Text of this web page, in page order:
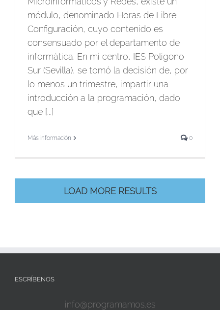
módulo, denominado Horas de Libre
Configuración, cuyo contenido es
consensuado por el departamento de
informática. En mi centro, IES Polígono
Sur (Sevilla), se tomó la decisión de, por
lo menos un trimestre, impartir una
introducción a la programación, dado
que [...]
Más información 0
LOAD MORE RESULTS
ESCRÍBENOS
info@programamos.es